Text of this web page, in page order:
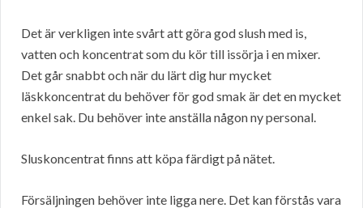
Det är verkligen inte svårt att göra god slush med is,
vatten och koncentrat som du kör till issörja i en mixer.
Det går snabbt och när du lärt dig hur mycket
läskkoncentrat du behöver för god smak är det en mycket
enkel sak. Du behöver inte anställa någon ny personal.
Sluskoncentrat finns att köpa färdigt på nätet.
Försäljningen behöver inte ligga nere. Det kan förstås vara